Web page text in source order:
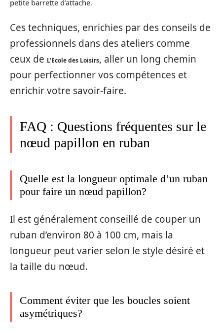
petite barrette d’attache.
Ces techniques, enrichies par des conseils de
professionnels dans des ateliers comme
ceux de L’Ecole des Loisirs, aller un long chemin
pour perfectionner vos compétences et
enrichir votre savoir-faire.
FAQ : Questions fréquentes sur le
nœud papillon en ruban
Quelle est la longueur optimale d’un ruban
pour faire un nœud papillon?
Il est généralement conseillé de couper un
ruban d’environ 80 à 100 cm, mais la
longueur peut varier selon le style désiré et
la taille du nœud.
Comment éviter que les boucles soient
asymétriques?